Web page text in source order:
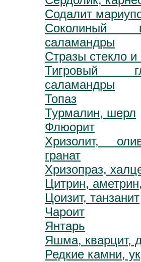
Содалит
Соколиный
саламандры
Стразы стекло
Тигровый
саламандры
Топаз
Турмалин, шерл
Флюорит
Хризолит,
гранат
Хризопраз,
Цитрин,
Цоизит, танзанит
Чароит
Янтарь
Яшма, кварцит,
Редкие камни,